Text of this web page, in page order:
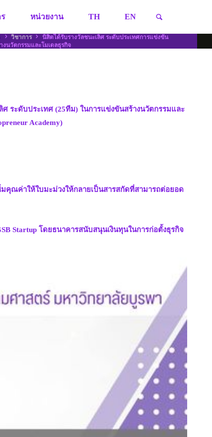
หน่วยงาน TH EN
HOMEวิชาการ
นิสิตได้รับรางวัลชนะเลิศ ระดับประเทศการแข่งขัน
งนวัตกรรมและโมเดลธุรกิจ
ะดับประเทศ (25ทีม) ในการแข่งขันสร้างนวัตกรรมและ
Academy)
คุณค่าให้ใบมะม่วงให้กลายเป็นสารสกัดที่สามารถต่อยอด
Startup โดยธนาคารสนับสนุนเงินทุนในการก่อตั้งธุรกิจ